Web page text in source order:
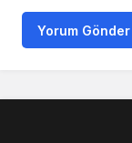
Yorum Gönder